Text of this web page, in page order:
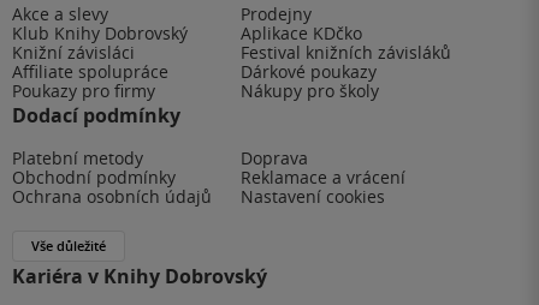
Akce a slevy
Prodejny
Klub Knihy Dobrovský
Aplikace KDčko
Knižní závisláci
Festival knižních závisláků
Affiliate spolupráce
Dárkové poukazy
Poukazy pro firmy
Nákupy pro školy
Dodací podmínky
Platební metody
Doprava
Obchodní podmínky
Reklamace a vrácení
Ochrana osobních údajů
Nastavení cookies
Vše důležité
Kariéra v Knihy Dobrovský